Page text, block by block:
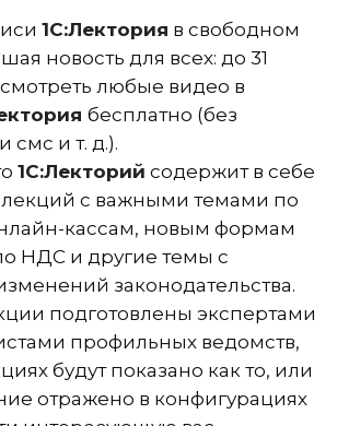
1С:Лектория в свободном
новость для всех: до 31
любые видео в
бесплатно (без
смс и т. д.).
1С:Лекторий содержит в себе
с важными темами по
кассам, новым формам
НДС и другие темы с
законодательства.
подготовлены экспертами
профильных ведомств,
будут показано как то, или
отражено в конфигурациях